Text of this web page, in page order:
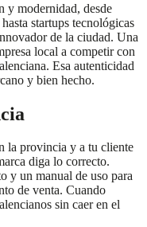
y modernidad, desde
startups tecnológicas
de la ciudad. Una
local a competir con
Esa autenticidad
y bien hecho.
la provincia y a tu cliente
diga lo correcto.
y un manual de uso para
de venta. Cuando
sin caer en el